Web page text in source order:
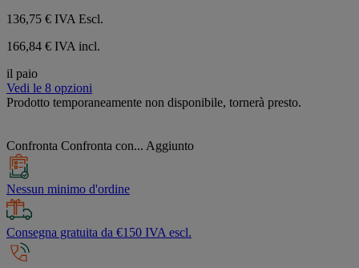
136,75 € IVA Escl.
166,84 € IVA incl.
il paio
Vedi le 8 opzioni
Prodotto temporaneamente non disponibile, tornerà presto.
Confronta Confronta con... Aggiunto
Nessun minimo d'ordine
Consegna gratuita da €150 IVA escl.